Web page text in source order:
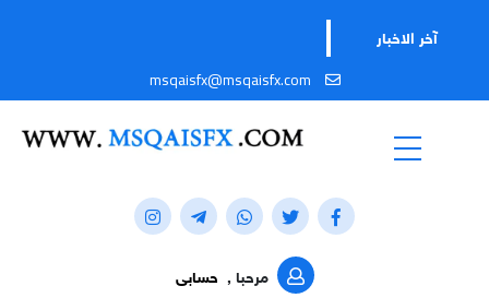
آخر الاخبار
msqaisfx@msqaisfx.com
مرحبا , حسابى